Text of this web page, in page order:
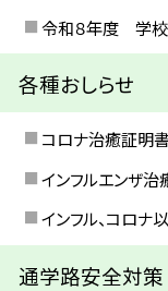
令和８年度 学校
各種おしらせ
コロナ治癒証明書
インフルエンザ
インフル、コロナ
通学路安全対策